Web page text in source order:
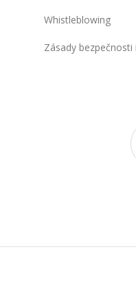
Whistleblowing
Zásady